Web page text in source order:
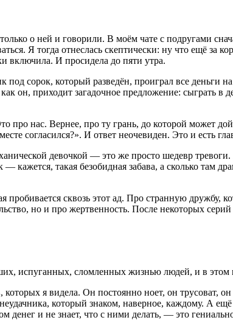
о ней и говорили. В моём чате с подругами
Я тогда отнеслась скептически: ну что ещё за
включила. И просидела до пяти утра.
сорок, который разведён, проиграл все деньги
он, приходит загадочное предложение: сыграть в
про нас. Вернее, про ту грань, до которой может
согласился?». И ответ неочевиден. Это и есть
девочкой — это же просто шедевр
такая безобидная забава, а сколько там
сквозь этот ад. Про странную дружбу,
но и про жертвенность. После некоторых серий
испуганных, сломленных жизнью людей, и в этом
я видела. Он постоянно ноет, он трусоват,
который знаком, наверное, каждому. А ещё
денег и не знает, что с ними делать, — это